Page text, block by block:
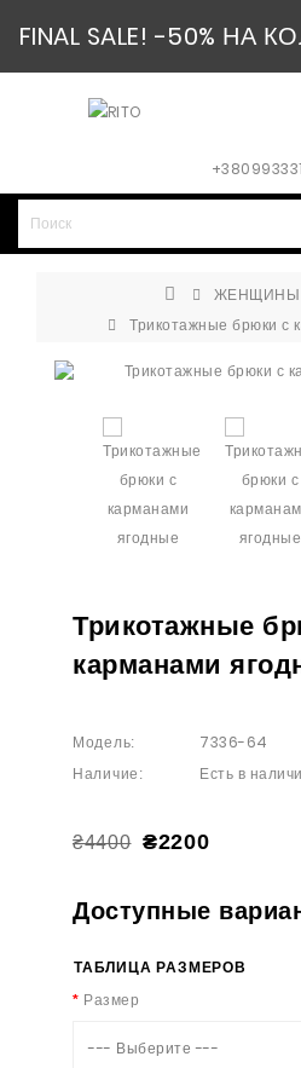
FINAL SALE! -50% НА
ЖЕНЩИНЫ
Трикотажные брюки с
Трикотажные
карманами
Модель: 7336-64
Наличие: Есть в
₴4400 ₴2200
Доступные
ТАБЛИЦА РАЗМЕРОВ
Размер
--- Выберите ---